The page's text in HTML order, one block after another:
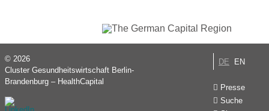
DE EN
Presse
Suche
© 2026
Cluster Gesundheitswirtschaft Berlin-
Brandenburg – HealthCapital